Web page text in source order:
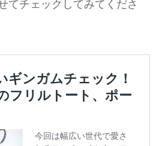
てチェックしてみてくださ